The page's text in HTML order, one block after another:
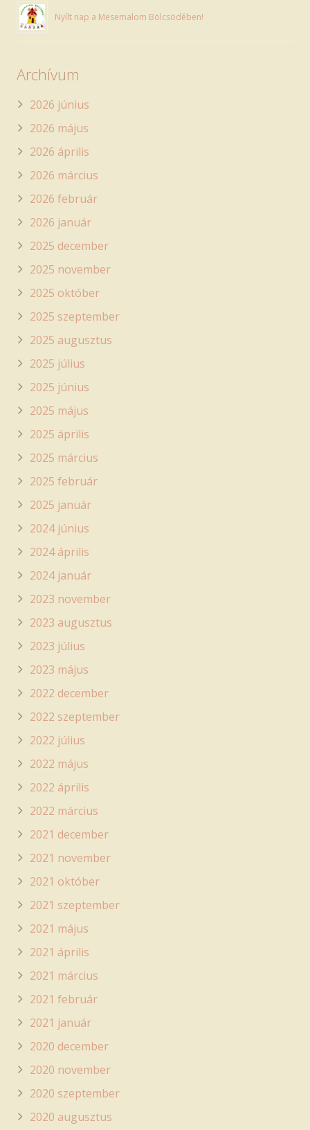
Nyílt nap a Mesemalom Bölcsödében!
Archívum
2026 június
2026 május
2026 április
2026 március
2026 február
2026 január
2025 december
2025 november
2025 október
2025 szeptember
2025 augusztus
2025 július
2025 június
2025 május
2025 április
2025 március
2025 február
2025 január
2024 június
2024 április
2024 január
2023 november
2023 augusztus
2023 július
2023 május
2022 december
2022 szeptember
2022 július
2022 május
2022 április
2022 március
2021 december
2021 november
2021 október
2021 szeptember
2021 május
2021 április
2021 március
2021 február
2021 január
2020 december
2020 november
2020 szeptember
2020 augusztus